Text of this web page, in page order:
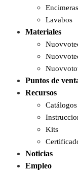
Lavabos
Materiales
Puntos de
Recursos
Catálogos
Kits
Noticias
Empleo